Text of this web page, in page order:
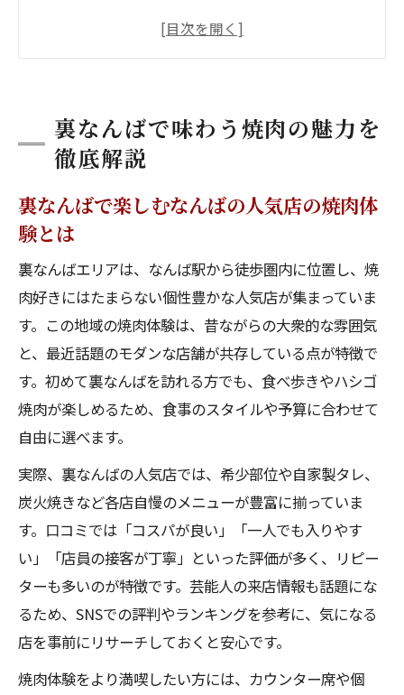
なんばの人気店が集まる裏なんば焼肉の魅
裏なんば焼肉の特徴となんばの人気店選び
ポイント
安くて美味しい裏なんば焼肉となんばの人
難波駅周辺で人気店を探すなら外せない比較ポ
イント
なんばの人気店選びで重視すべき比較ポイ
ント解説
難波駅の焼肉店比較ならなんばの人気店情
報が必須
なんばの人気店と難波焼肉食べ放題の選び
方ガイド
難波駅近くのコスパ最強焼肉となんばの人
気店比較
ランキング活用で見抜くなんばの人気店の
選び方
コスパ最強の難波焼肉を選ぶ秘訣とは
なんばの人気店でコスパ最強焼肉を見極め
る方法
裏なんばで味わう焼肉の魅力を
徹底解説
裏なんばで楽しむなんばの人気店の焼肉体
験とは
裏なんばエリアは、なんば駅から徒歩圏内に位置し、焼
肉好きにはたまらない個性豊かな人気店が集まっていま
す。この地域の焼肉体験は、昔ながらの大衆的な雰囲気
と、最近話題のモダンな店舗が共存している点が特徴で
す。初めて裏なんばを訪れる方でも、食べ歩きやハシゴ
焼肉が楽しめるため、食事のスタイルや予算に合わせて
自由に選べます。
実際、裏なんばの人気店では、希少部位や自家製タレ、
炭火焼きなど各店自慢のメニューが豊富に揃っていま
す。口コミでは「コスパが良い」「一人でも入りやす
い」「店員の接客が丁寧」といった評価が多く、リピー
ターも多いのが特徴です。芸能人の来店情報も話題にな
るため、SNSでの評判やランキングを参考に、気になる
店を事前にリサーチしておくと安心です。
焼肉体験をより満喫したい方には、カウンター席や個